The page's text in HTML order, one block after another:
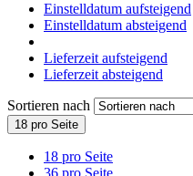
Einstelldatum aufsteigend
Einstelldatum absteigend
Lieferzeit aufsteigend
Lieferzeit absteigend
Sortieren nach
18 pro Seite
18 pro Seite